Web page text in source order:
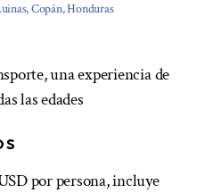
Copán, Honduras
una experiencia de
las edades
por persona, incluye